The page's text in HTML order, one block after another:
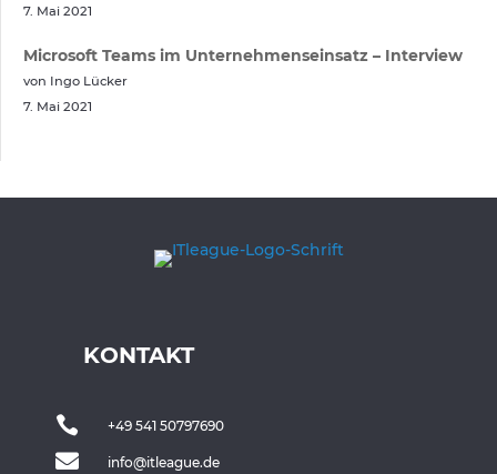
7. Mai 2021
Microsoft Teams im Unternehmenseinsatz – Interview
von Ingo Lücker
7. Mai 2021
KONTAKT
 +49 541 50797690
 info@itleague.de